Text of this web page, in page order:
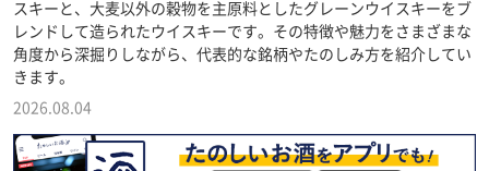
スキーと、大麦以外の穀物を主原料としたグレーンウイスキーをブ
レンドして造られたウイスキーです。その特徴や魅力をさまざまな
角度から深掘りしながら、代表的な銘柄やたのしみ方を紹介してい
きます。
2026.08.04